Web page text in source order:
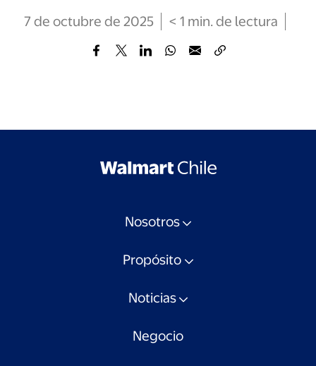
7 de octubre de 2025 < 1 min. de lectura
Nosotros
Propósito
Noticias
Negocio